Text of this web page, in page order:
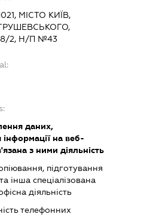
МІСТО КИЇВ,
2, Н/П №43
даних,
на веб-
з ними діяльність
підготування
інша спеціалізована
діяльність
телефонних